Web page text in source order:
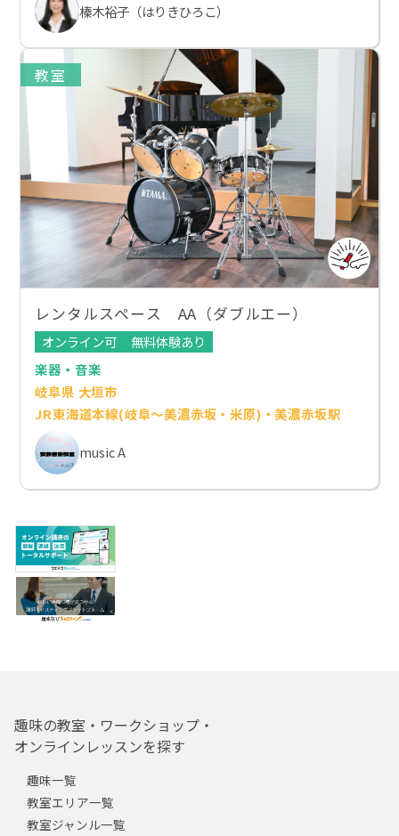
榛木裕子（はりきひろこ）
教室
レンタルスペース AA（ダブルエー）
オンライン可
無料体験あり
楽器・音楽
岐阜県 大垣市
JR東海道本線(岐阜～美濃赤坂・米原)・美濃赤坂駅
music A
趣味の教室・ワークショップ・
オンラインレッスンを探す
趣味一覧
教室エリア一覧
教室ジャンル一覧